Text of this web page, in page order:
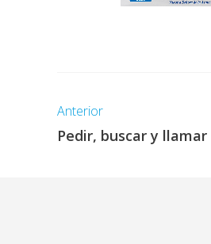
Anterior
Pedir, buscar y llamar